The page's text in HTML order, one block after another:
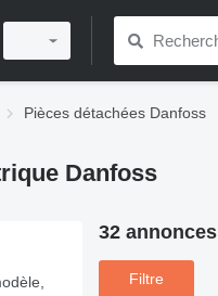
Pièces détachées Danfoss
Danfoss
32
Filtre